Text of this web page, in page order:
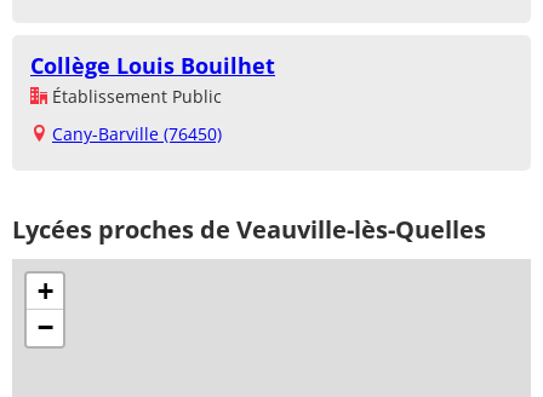
Collège Louis Bouilhet
Établissement Public
Cany-Barville (76450)
Lycées proches de Veauville-lès-Quelles
+
−